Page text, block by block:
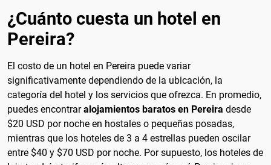
¿Cuánto cuesta un hotel en
Pereira?
El costo de un hotel en Pereira puede variar
significativamente dependiendo de la ubicación, la
categoría del hotel y los servicios que ofrezca. En promedio,
puedes encontraralojamientos baratos en Pereira desde
$20 USD por noche en hostales o pequeñas posadas,
mientras que los hoteles de 3 a 4 estrellas pueden oscilar
entre $40 y $70 USD por noche. Por supuesto, los hoteles de